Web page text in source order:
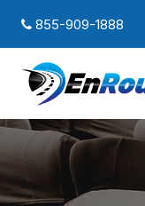
855-909-1888